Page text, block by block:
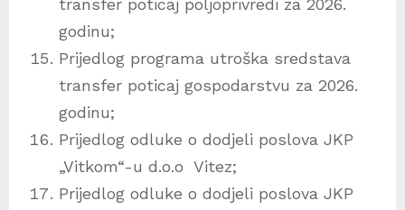
transfer poticaj poljoprivredi za 2026.
godinu;
Prijedlog programa utroška sredstava
transfer poticaj gospodarstvu za 2026.
godinu;
Prijedlog odluke o dodjeli poslova JKP
„Vitkom“-u d.o.o Vitez;
Prijedlog odluke o dodjeli poslova JKP